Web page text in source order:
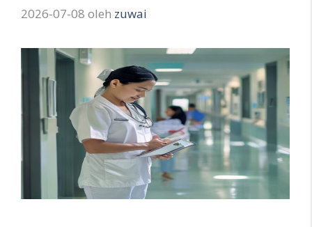
2026-07-08 oleh zuwai